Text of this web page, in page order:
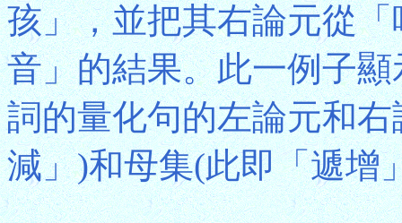
孩」，並把其右論元從
音」的結果。此一例子
詞的量化句的左論元和
減」)和母集(此即「遞增